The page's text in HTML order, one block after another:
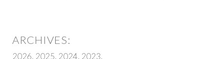
2026 2025 2024 2023